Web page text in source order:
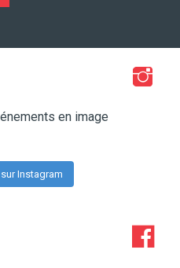
en image
Instagram